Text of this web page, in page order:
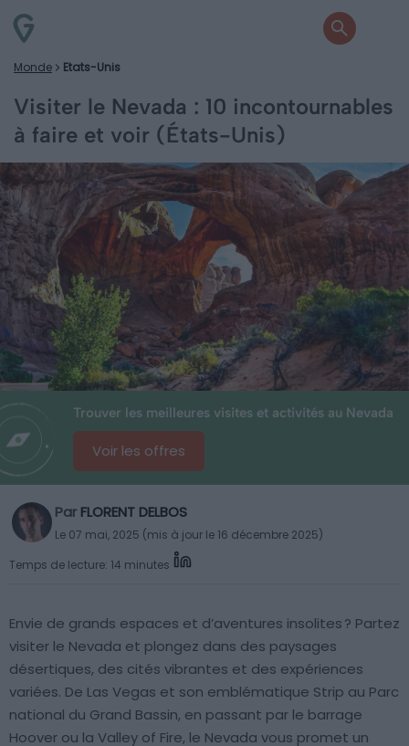
Monde Etats-Unis
Visiter le Nevada : 10 incontournables
à faire et voir (États-Unis)
Trouver les meilleures visites et activités au Nevada
Voir les offres
Par FLORENT DELBOS
Le 07 mai, 2025 (mis à jour le 16 décembre 2025)
Temps de lecture: 14 minutes
Envie de grands espaces et d’aventures insolites ? Partez
visiter le Nevada et plongez dans des paysages
désertiques, des cités vibrantes et des expériences
variées. De Las Vegas et son emblématique Strip au Parc
national du Grand Bassin, en passant par le barrage
Hoover ou la Valley of Fire, le Nevada vous promet un